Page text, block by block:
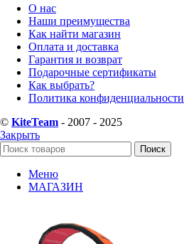
О нас
Наши преимущества
Как найти магазин
Оплата и доставка
Гарантия и возврат
Подарочные сертификаты
Как выбрать?
Политика конфиденциальности
© KiteTeam - 2007 - 2025
Закрыть
Поиск
Меню
МАГАЗИН